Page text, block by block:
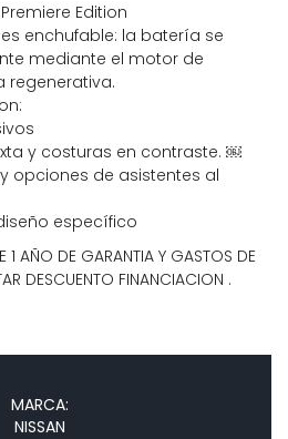
Edition
enchufable: la batería se
mediante el motor de
regenerativa.
y costuras en contraste. ￼
opciones de asistentes al
específico
1 AÑO DE GARANTIA Y GASTOS DE
DESCUENTO FINANCIACION .
MARCA:
NISSAN